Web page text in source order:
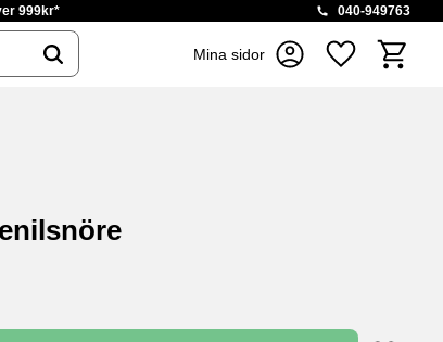
999kr* 040-949763
Mina sidor Favoriter